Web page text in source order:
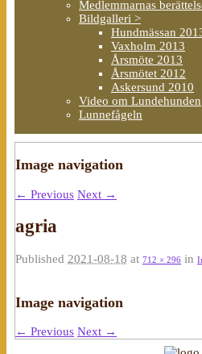
Medlemmarnas
Bildgalleri >
Hundmässan
Vaxholm 2013
Årsmöte 2013
Årsmötet 2012
Askersund 2010
Video om Lundehunden
Lunnefågeln
Image navigation
← Previous Next →
agria
Published 2021-08-18 at 712 × 296 in
Image navigation
← Previous Next →